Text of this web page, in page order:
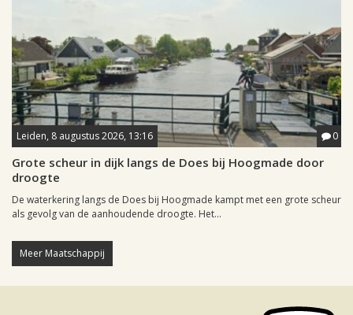
Leiden, 8 augustus 2026, 13:16 0
Grote scheur in dijk langs de Does bij Hoogmade door
droogte
De waterkering langs de Does bij Hoogmade kampt met een grote scheur
als gevolg van de aanhoudende droogte. Het...
Meer Maatschappij